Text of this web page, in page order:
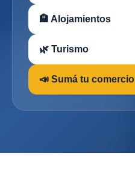
🏨 Alojamientos
🌿 Turismo
📣 Sumá tu comercio